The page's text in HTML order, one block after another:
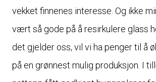
vekket finnenes interesse. Og ikke
vært så gode på å resirkulere glass
det gjelder oss, vil vi ha penger til å
på en grønnest mulig produksjon. I